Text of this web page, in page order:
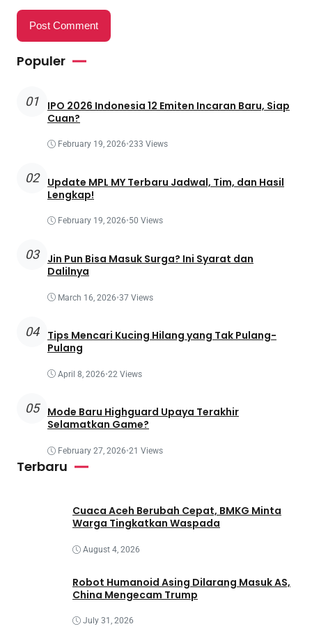
Populer
01
IPO 2026 Indonesia 12 Emiten Incaran Baru, Siap
Cuan?
February 19, 2026•233 Views
02
Update MPL MY Terbaru Jadwal, Tim, dan Hasil
Lengkap!
February 19, 2026•50 Views
03
Jin Pun Bisa Masuk Surga? Ini Syarat dan
Dalilnya
March 16, 2026•37 Views
04
Tips Mencari Kucing Hilang yang Tak Pulang-
Pulang
April 8, 2026•22 Views
05
Mode Baru Highguard Upaya Terakhir
Selamatkan Game?
February 27, 2026•21 Views
Terbaru
Cuaca Aceh Berubah Cepat, BMKG Minta
Warga Tingkatkan Waspada
August 4, 2026
Robot Humanoid Asing Dilarang Masuk AS,
China Mengecam Trump
July 31, 2026